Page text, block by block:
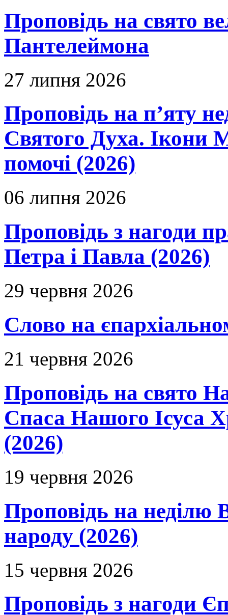
Проповідь на свято
Пантелеймона
27 липня 2026
Проповідь на п’яту
Святого Духа. Ікони
помочі (2026)
06 липня 2026
Проповідь з нагоди
Петра і Павла (2026)
29 червня 2026
Слово на
21 червня 2026
Проповідь на свято
Спаса Нашого Ісуса
(2026)
19 червня 2026
Проповідь на неділю
народу (2026)
15 червня 2026
Проповідь з нагоди